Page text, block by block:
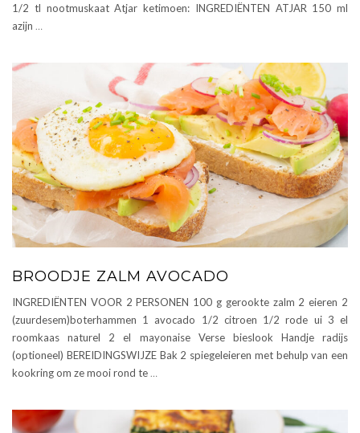
1/2 tl nootmuskaat Atjar ketimoen: INGREDIËNTEN ATJAR 150 ml
azijn …
BROODJE ZALM AVOCADO
INGREDIËNTEN VOOR 2 PERSONEN 100 g gerookte zalm 2 eieren 2
(zuurdesem)boterhammen 1 avocado 1/2 citroen 1/2 rode ui 3 el
roomkaas naturel 2 el mayonaise Verse bieslook Handje radijs
(optioneel) BEREIDINGSWIJZE Bak 2 spiegeleieren met behulp van een
kookring om ze mooi rond te …